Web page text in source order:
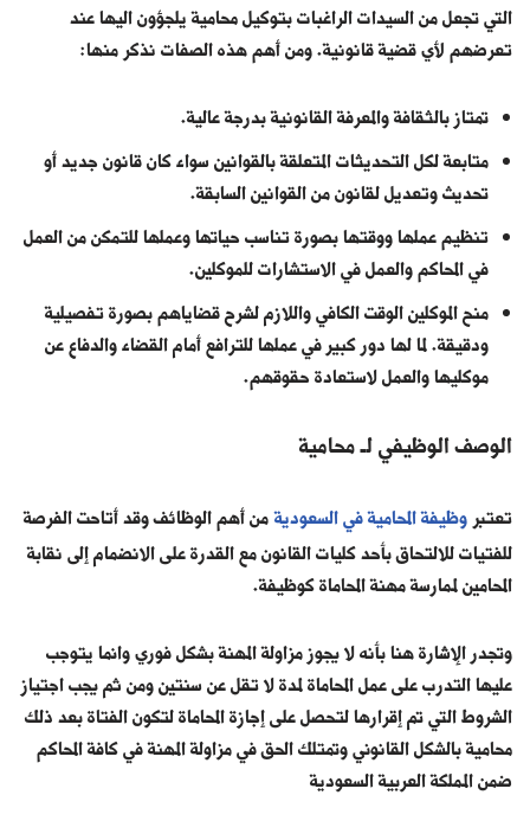
التي تجعل من السيدات الراغبات بتوكيل محامية يلجؤون اليها عند
تعرضهم لأي قضية قانونية. ومن أهم هذه الصفات نذكر منها:
تمتاز بالثقافة والمعرفة القانونية بدرجة عالية.
متابعة لكل التحديثات المتعلقة بالقوانين سواء كان قانون جديد أو
تحديث وتعديل لقانون من القوانين السابقة.
تنظيم عملها ووقتها بصورة تناسب حياتها وعملها للتمكن من العمل
في المحاكم والعمل في الاستشارات للموكلين.
منح الموكلين الوقت الكافي واللازم لشرح قضاياهم بصورة تفصيلية
ودقيقة. لما لها دور كبير في عملها للترافع أمام القضاء والدفاع عن
موكليها والعمل لاستعادة حقوقهم.
الوصف الوظيفي لـ محامية
تعتبروظيفة المحامية في السعوديةمن أهم الوظائف وقد أتاحت الفرصة
للفتيات للالتحاق بأحد كليات القانون مع القدرة على الانضمام إلى نقابة
المحامين لممارسة مهنة المحاماة كوظيفة.
وتجدر الإشارة هنا بأنه لا يجوز مزاولة المهنة بشكل فوري وانما يتوجب
عليها التدرب على عمل المحاماة لمدة لا تقل عن سنتين ومن ثم يجب اجتياز
الشروط التي تم إقرارها لتحصل على إجازة المحاماة لتكون الفتاة بعد ذلك
محامية بالشكل القانوني وتمتلك الحق في مزاولة المهنة في كافة المحاكم
ضمن المملكة العربية السعودية